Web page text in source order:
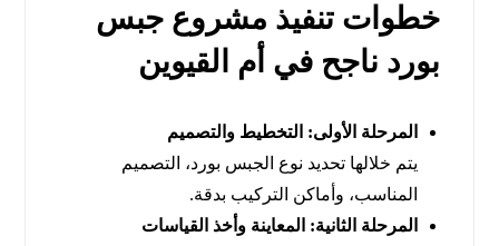
خطوات تنفيذ مشروع جبس
بورد ناجح في أم القيوين
المرحلة الأولى: التخطيط والتصميم
يتم خلالها تحديد نوع الجبس بورد، التصميم
المناسب، وأماكن التركيب بدقة.
المرحلة الثانية: المعاينة وأخذ القياسات